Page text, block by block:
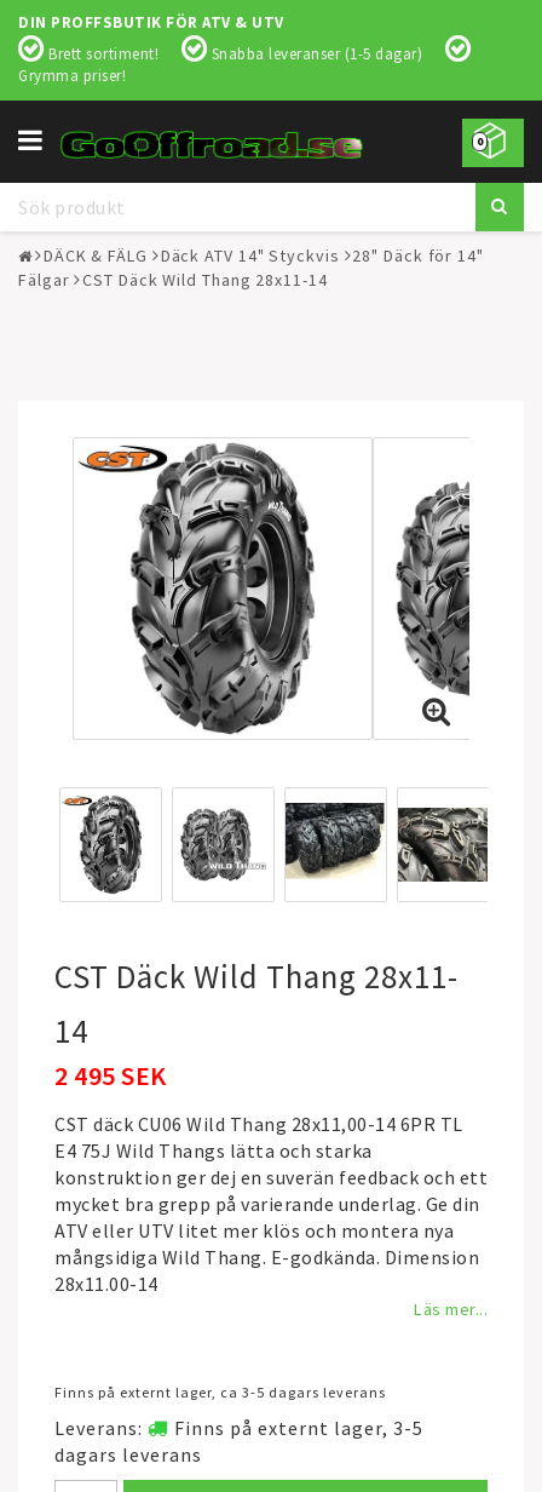
DIN PROFFSBUTIK FÖR ATV & UTV
Brett sortiment!
Snabba leveranser (1-5 dagar)
Grymma priser!
0
Toggle
navigation
DÄCK & FÄLG Däck ATV 14" Styckvis
28" Däck för 14"
Fälgar
CST Däck Wild Thang 28x11-14
CST Däck Wild Thang 28x11-
14
2 495 SEK
CST däck CU06 Wild Thang 28x11,00-14 6PR TL
E4 75J Wild Thangs lätta och starka
konstruktion ger dej en suverän feedback och ett
mycket bra grepp på varierande underlag. Ge din
ATV eller UTV litet mer klös och montera nya
mångsidiga Wild Thang. E-godkända. Dimension
28x11.00-14
Läs mer...
Finns på externt lager, ca 3-5 dagars leverans
Leverans:
Finns på externt lager, 3-5
dagars leverans